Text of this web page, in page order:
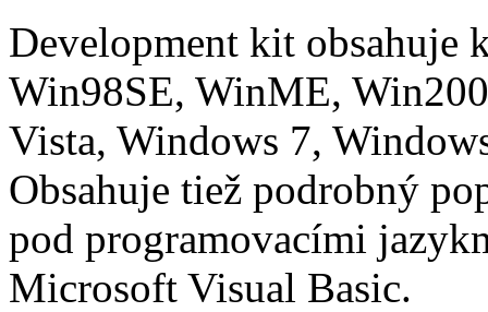
Development kit obsahuje
Win98SE, WinME,
Vista, Windows 7,
Obsahuje tiež podrobný
pod programovacími
Microsoft Visual Basic.